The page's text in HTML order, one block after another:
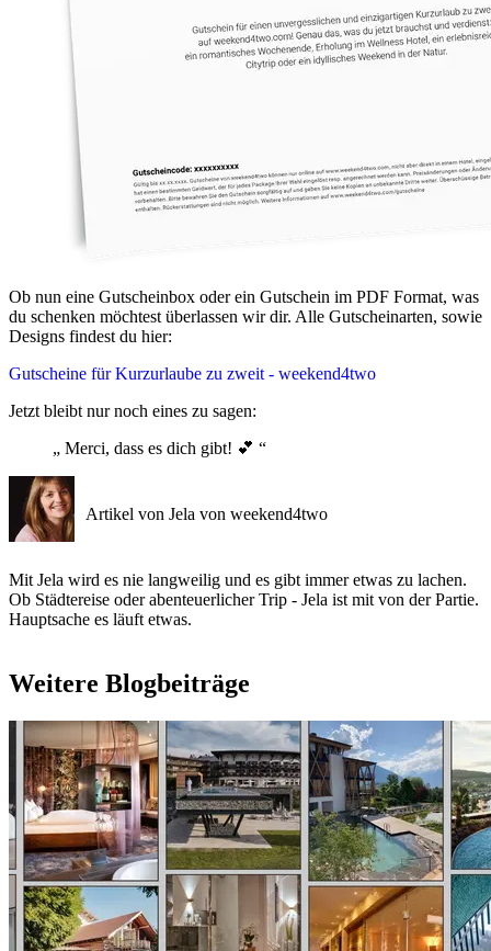
Ob nun eine Gutscheinbox oder ein Gutschein im PDF Format, was
du schenken möchtest überlassen wir dir. Alle Gutscheinarten, sowie
Designs findest du hier:
Gutscheine für Kurzurlaube zu zweit - weekend4two
Jetzt bleibt nur noch eines zu sagen:
„ Merci, dass es dich gibt! 💕 “
Artikel von Jela von weekend4two
Mit Jela wird es nie langweilig und es gibt immer etwas zu lachen.
Ob Städtereise oder abenteuerlicher Trip - Jela ist mit von der Partie.
Hauptsache es läuft etwas.
Weitere Blogbeiträge